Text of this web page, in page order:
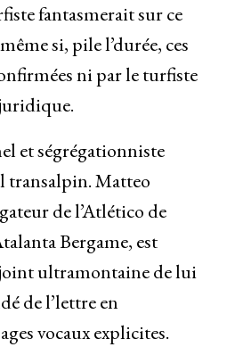
fantasmerait sur ce
si, pile l’durée, ces
ni par le turfiste
et ségrégationniste
transalpin. Matteo
de l’Atlético de
Bergame, est
ultramontaine de lui
de l’lettre en
vocaux explicites.